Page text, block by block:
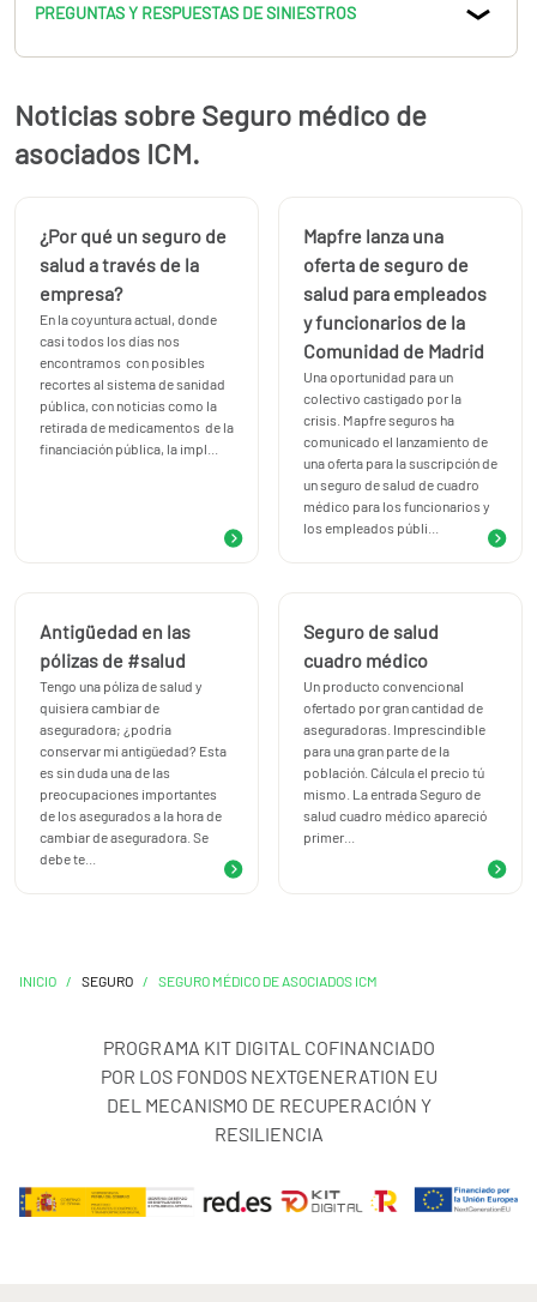
Noticias sobre Seguro médico de
asociados ICM.
¿Por qué un seguro de
salud a través de la
empresa?
En la coyuntura actual, donde
casi todos los días nos
encontramos con posibles
recortes al sistema de sanidad
pública, con noticias como la
retirada de medicamentos de la
financiación pública, la impl...
Mapfre lanza una
oferta de seguro de
salud para empleados
y funcionarios de la
Comunidad de Madrid
Una oportunidad para un
colectivo castigado por la
crisis. Mapfre seguros ha
comunicado el lanzamiento de
una oferta para la suscripción de
un seguro de salud de cuadro
médico para los funcionarios y
los empleados públi...
Antigüedad en las
pólizas de #salud
Tengo una póliza de salud y
quisiera cambiar de
aseguradora; ¿podría
conservar mi antigüedad? Esta
es sin duda una de las
preocupaciones importantes
de los asegurados a la hora de
cambiar de aseguradora. Se
debe te...
Seguro de salud
cuadro médico
Un producto convencional
ofertado por gran cantidad de
aseguradoras. Imprescindible
para una gran parte de la
población. Cálcula el precio tú
mismo. La entrada Seguro de
salud cuadro médico apareció
primer...
PREGUNTAS Y RESPUESTAS DE SINIESTROS
INICIO / SEGURO / SEGURO MÉDICO DE ASOCIADOS ICM
PROGRAMA KIT DIGITAL COFINANCIADO
POR LOS FONDOS NEXTGENERATION EU
DEL MECANISMO DE RECUPERACIÓN Y
RESILIENCIA